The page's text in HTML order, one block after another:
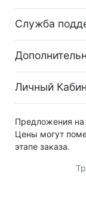
Служба
Личный
Предложения на
Цены могут
этапе заказа.